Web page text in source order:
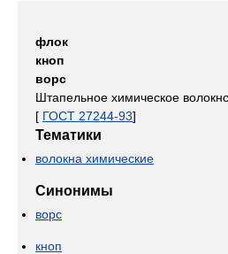
флок
кноп
ворс
Штапельное химическое
[ ГОСТ 27244-93]
Тематики
волокна химические
Синонимы
ворс
кноп